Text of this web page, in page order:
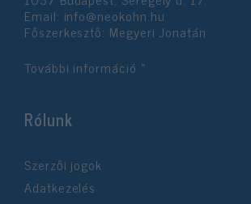
Email: info@neokohn.hu
Főszerkesztő: Megyeri Jonatán
További információ »
Rólunk
Szerzői jogok
Adatkezelés